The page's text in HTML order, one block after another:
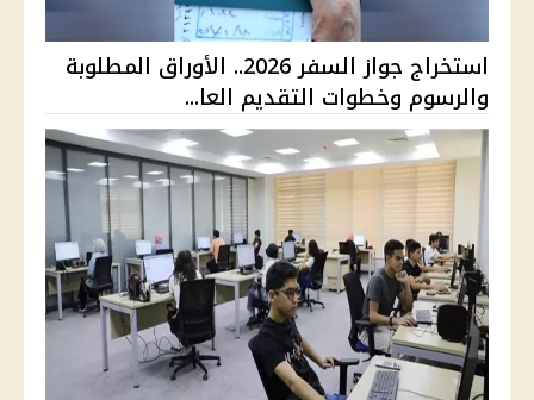
استخراج جواز السفر 2026.. الأوراق المطلوبة
والرسوم وخطوات التقديم العا...